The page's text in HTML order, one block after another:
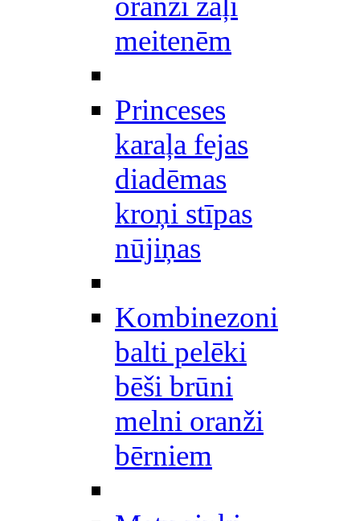
meitenēm
Princeses
karaļa fejas
diadēmas
kroņi stīpas
nūjiņas
Kombinezoni
balti pelēki
bēši brūni
melni oranži
bērniem